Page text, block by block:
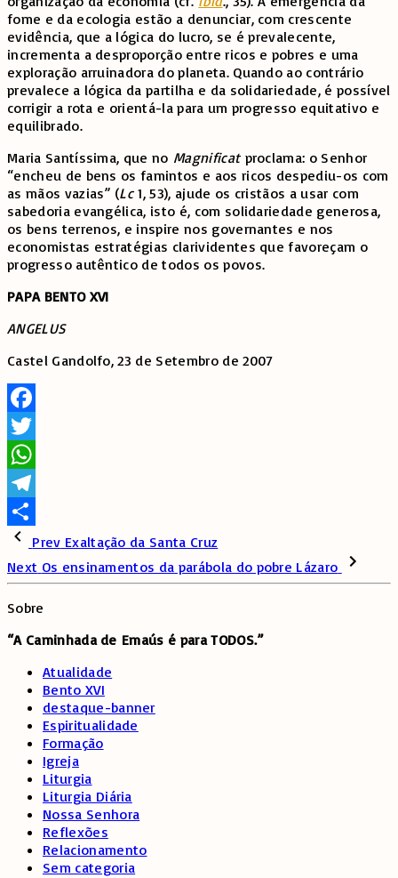
fome e da ecologia estão a denunciar, com crescente
evidência, que a lógica do lucro, se é prevalecente,
incrementa a desproporção entre ricos e pobres e uma
exploração arruinadora do planeta. Quando ao contrário
prevalece a lógica da partilha e da solidariedade, é possível
corrigir a rota e orientá-la para um progresso equitativo e
equilibrado.
Maria Santíssima, que no Magnificatproclama: o Senhor
“encheu de bens os famintos e aos ricos despediu-os com
as mãos vazias” (Lc1, 53), ajude os cristãos a usar com
sabedoria evangélica, isto é, com solidariedade generosa,
os bens terrenos, e inspire nos governantes e nos
economistas estratégias clarividentes que favoreçam o
progresso autêntico de todos os povos.
PAPA BENTO XVI
ANGELUS
Castel Gandolfo, 23 de Setembro de 2007
Facebook
Twitter
WhatsApp
Telegram
SharePrev Exaltação da Santa Cruz
Next Os ensinamentos da parábola do pobre Lázaro
Sobre
“A Caminhada de Emaús é para TODOS.”
Atualidade
Bento XVI
destaque-banner
Espiritualidade
Formação
Igreja
Liturgia
Liturgia Diária
Nossa Senhora
Reflexões
Relacionamento
Sem categoria